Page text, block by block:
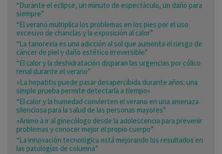
“Durante el eclipse, un minuto de espectáculo, un daño para
siempre”
“El verano multiplica los problemas en los pies por el uso
excesivo de chanclas y la exposición al calor”
“La tanorexia es una adicción al sol que aumenta el riesgo de
cáncer de piel y daño estético irreversible”
“El calor y la deshidratación disparan las urgencias por cólico
renal durante el verano”
«La hepatitis puede pasar desapercibida durante años: una
simple prueba permite detectarla a tiempo»
“El calor y la humedad convierten el verano en una amenaza
silenciosa para la salud de las personas mayores”
«Animo a ir al ginecólogo desde la adolescencia para prevenir
problemas y conocer mejor el propio cuerpo”
“La innovación tecnológica está mejorando los resultados en
las patologías de columna”